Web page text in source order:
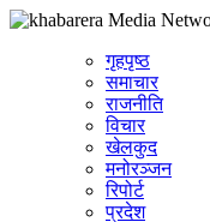
गृहपृष्ठ
समाचार
राजनीति
विचार
खेलकुद
मनोरञ्जन
रिपोर्ट
प्रदेश